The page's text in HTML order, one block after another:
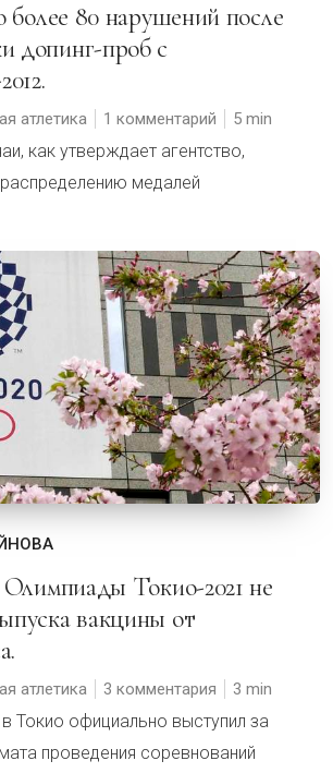
допинг-проб с
атлетика 1 комментарий 5
как утверждает агентство,
медалей
вакцины от
атлетика 3 комментария 3
Токио официально выступил за
проведения соревнований